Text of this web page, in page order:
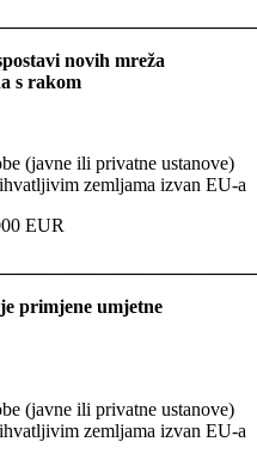
novih mreža
s rakom
(javne ili privatne ustanove)
zemljama izvan EU-a
EUR
primjene umjetne
(javne ili privatne ustanove)
zemljama izvan EU-a